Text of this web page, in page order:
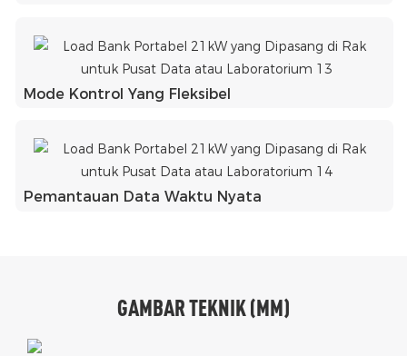
Mode Kontrol Yang Fleksibel
Pemantauan Data Waktu Nyata
GAMBAR TEKNIK (MM)